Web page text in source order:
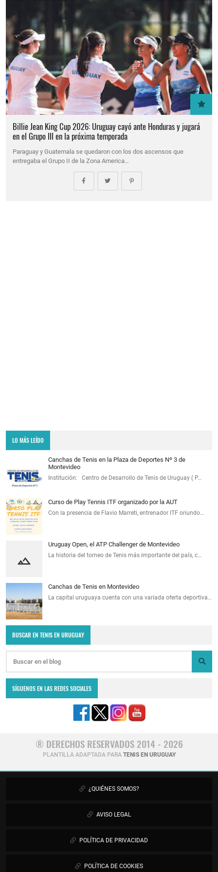
Billie Jean King Cup 2026: Uruguay cayó ante Honduras y jugará
en el Grupo III en la próxima temporada
Paraguay y Guatemala se quedaron con los dos ascensos que
entregaba el Grupo II de la Zona America…
LO MÁS LEÍDO
Canchas de Tenis en la Plaza de Deportes Nº 3 de
Montevideo
Institución: Centro de Desarrollo de Tenis de Uruguay ( P…
Curso de Play Tennis ITF organizado por la AUT
Con la presencia de Flavio Marreti, entrenador ITF oriundo…
Uruguay Open, el ATP Challenger de Montevideo
La historia del torneo de Tenis más importante del país, c…
Canchas de Tenis en Montevideo
La capital uruguaya cuenta con una variada oferta deportiva…
BUSCAR EN TENIS EN URUGUAY
SÍGUENOS EN LAS REDES SOCIALES
® DERECHOS RESERVADOS 2014 - 2026
PLANTILLA ADAPTADA PARA TENIS EN URUGUAY
¿QUIÉNES SOMOS?
AVISO LEGAL
POLÍTICA DE PRIVACIDAD
POLÍTICA DE COOKIES